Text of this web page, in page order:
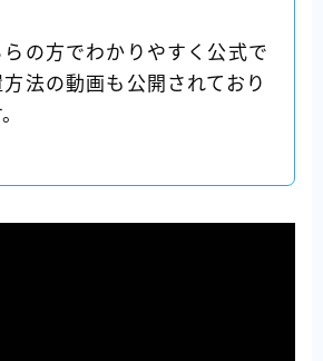
らの方でわかりやすく公式で
法の動画も公開されており